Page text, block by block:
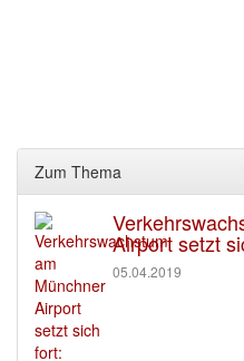
Zum Thema
Airport setzt
05.04.2019